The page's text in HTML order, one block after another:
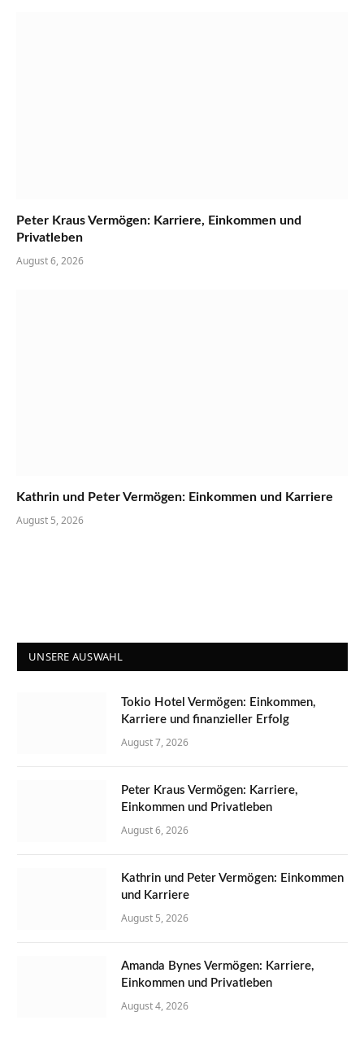
Peter Kraus Vermögen: Karriere, Einkommen und
Privatleben
August 6, 2026
Kathrin und Peter Vermögen: Einkommen und Karriere
August 5, 2026
UNSERE AUSWAHL
Tokio Hotel Vermögen: Einkommen,
Karriere und finanzieller Erfolg
August 7, 2026
Peter Kraus Vermögen: Karriere,
Einkommen und Privatleben
August 6, 2026
Kathrin und Peter Vermögen: Einkommen
und Karriere
August 5, 2026
Amanda Bynes Vermögen: Karriere,
Einkommen und Privatleben
August 4, 2026